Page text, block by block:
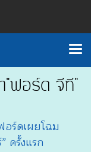
"ฟอร์ด จีที"
ร์ดเผยโฉม
ครั้งแรก